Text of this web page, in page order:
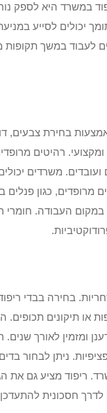
במשרד היא לספק
יכולים לסייע
לעבוד במשך תקופות
בחירת צבעים,
רהיטים
משרדים
כגון פנלים
העבודה. חומרי
בחירה בבדי
תיקונים תכופים.
ומזמין לאורך
ניתן לבחור
ריפוד מציע גם את
חסכונית להתעדכן